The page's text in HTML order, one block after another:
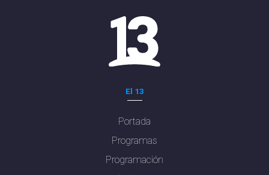
El 13
Portada
Programas
Programación